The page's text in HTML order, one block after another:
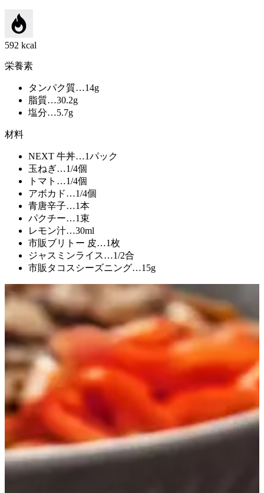
592 kcal
栄養素
タンパク質…14g
脂質…30.2g
塩分…5.7g
材料
NEXT 牛丼…1パック
玉ねぎ…1/4個
トマト …1/4個
アボカド…1/4個
青唐辛子…1本
パクチー…1束
レモン汁…30ml
市販ブリトー 皮…1枚
ジャスミンライス…1/2合
市販タコスシーズニング…15g